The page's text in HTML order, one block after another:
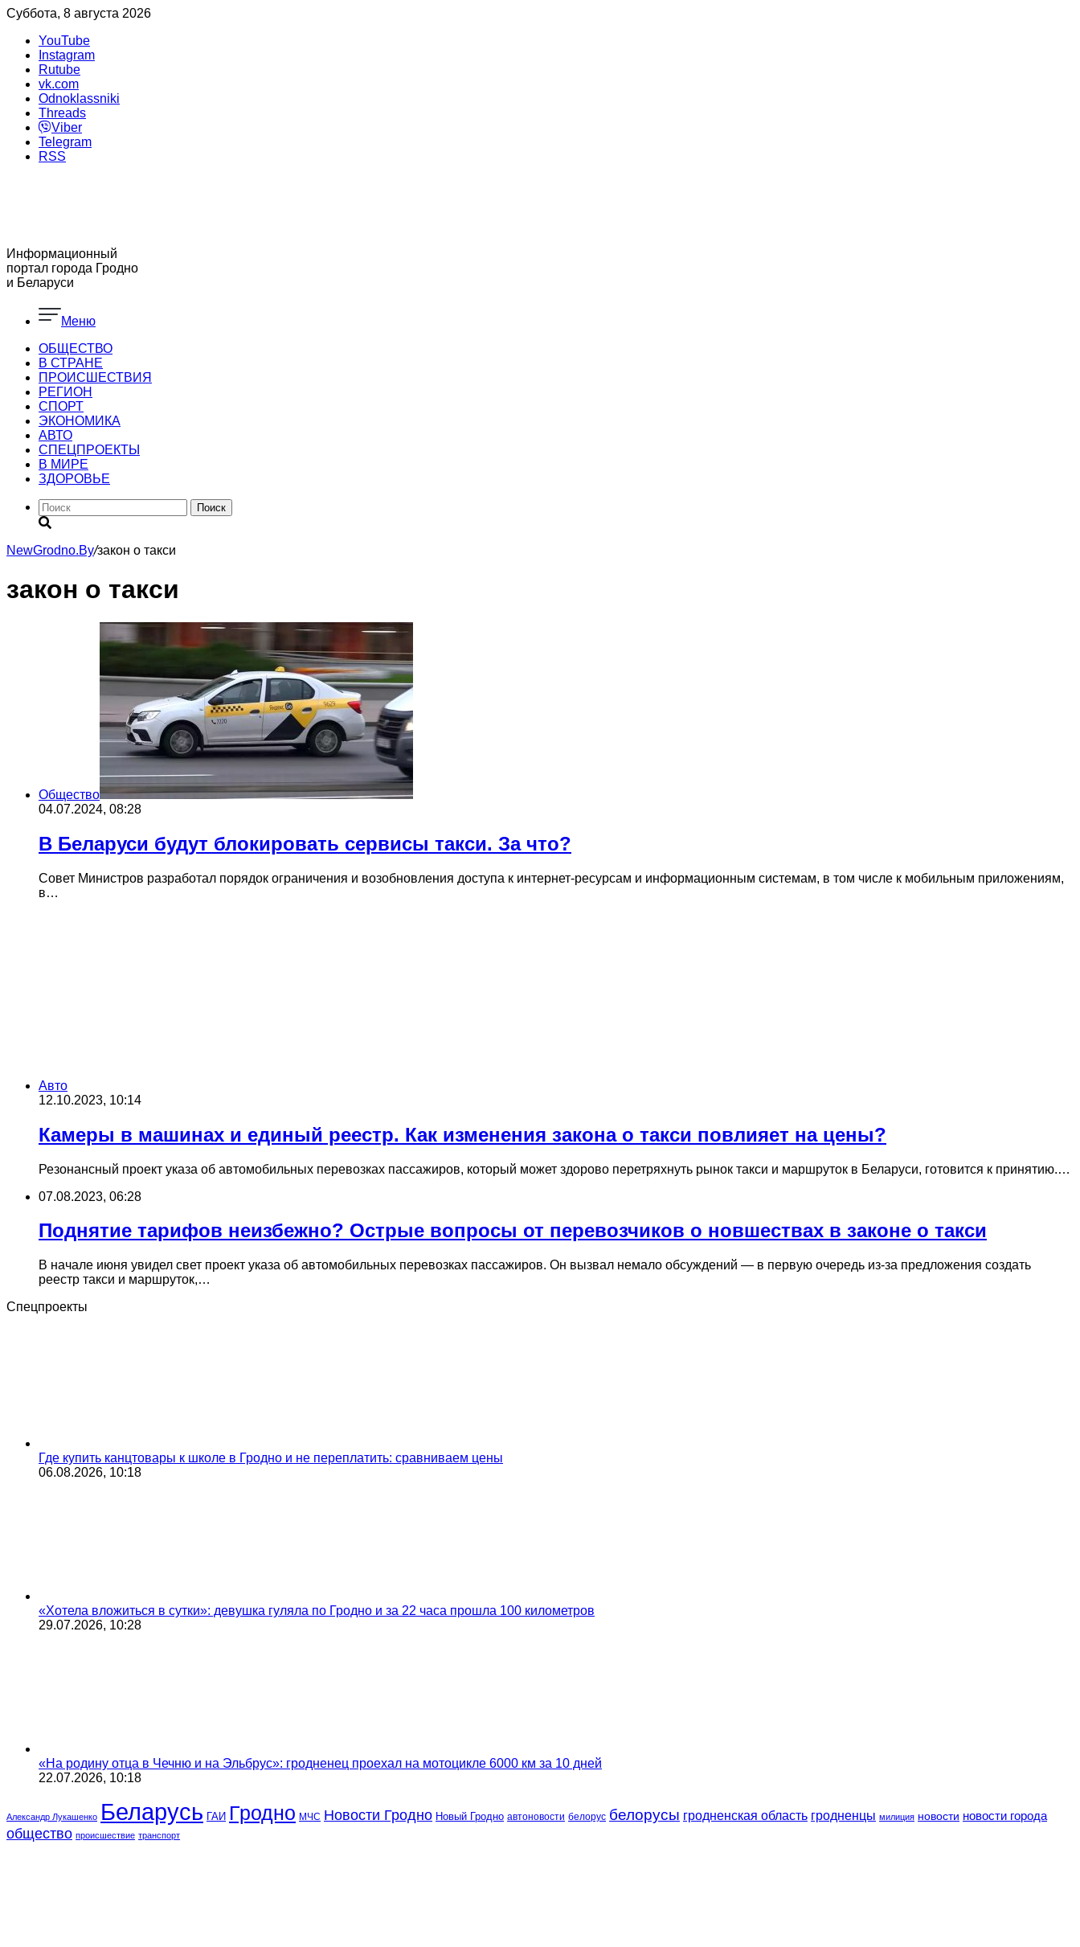
Суббота, 8 августа 2026
YouTube
Instagram
Rutube
vk.com
Odnoklassniki
Threads
Viber
Telegram
RSS
Информационный
портал города Гродно
и Беларуси
Меню
ОБЩЕСТВО
В СТРАНЕ
ПРОИСШЕСТВИЯ
РЕГИОН
CПОРТ
ЭКОНОМИКА
АВТО
СПЕЦПРОЕКТЫ
В МИРЕ
ЗДОРОВЬЕ
Поиск
NewGrodno.By/закон о такси
закон о такси
Общество
04.07.2024, 08:28
В Беларуси будут блокировать сервисы такси. За что?
Совет Министров разработал порядок ограничения и возобновления доступа к интернет-ресурсам и информационным системам, в том числе к мобильным приложениям,
в…
Авто
12.10.2023, 10:14
Камеры в машинах и единый реестр. Как изменения закона о такси повлияет на цены?
Резонансный проект указа об автомобильных перевозках пассажиров, который может здорово перетряхнуть рынок такси и маршруток в Беларуси, готовится к принятию.…
07.08.2023, 06:28
Поднятие тарифов неизбежно? Острые вопросы от перевозчиков о новшествах в законе о такси
В начале июня увидел свет проект указа об автомобильных перевозках пассажиров. Он вызвал немало обсуждений — в первую очередь из-за предложения создать
реестр такси и маршруток,…
Спецпроекты
Где купить канцтовары к школе в Гродно и не переплатить: сравниваем цены
06.08.2026, 10:18
«Хотела вложиться в сутки»: девушка гуляла по Гродно и за 22 часа прошла 100 километров
29.07.2026, 10:28
«На родину отца в Чечню и на Эльбрус»: гродненец проехал на мотоцикле 6000 км за 10 дней
22.07.2026, 10:18
Александр Лукашенко Беларусь ГАИ Гродно МЧС Новости Гродно Новый Гродно автоновости белорус белорусы гродненская область гродненцы милиция новости новости города
общество происшествие транспорт